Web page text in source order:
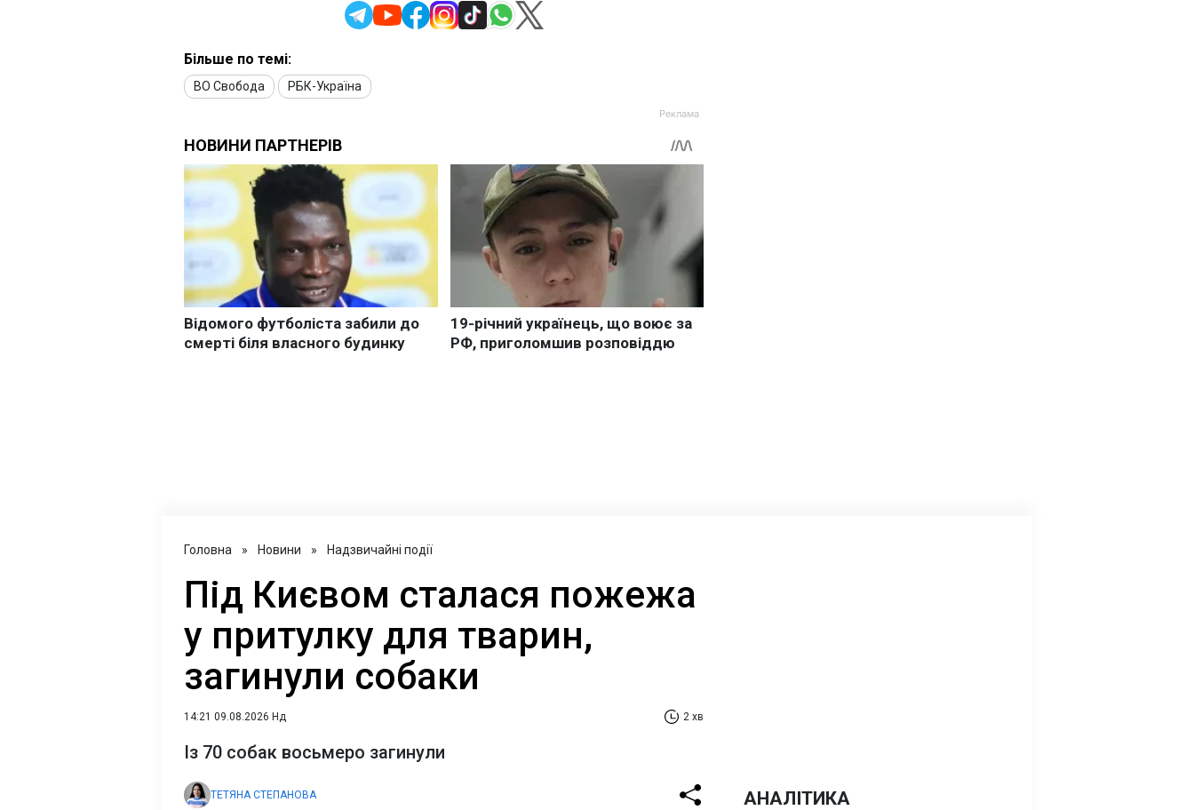
Більше по темі:
ВО Свобода РБК-Україна
Головна » Новини » Надзвичайні події
Під Києвом сталася пожежа
у притулку для тварин,
загинули собаки
14:21 09.08.2026 Нд 2 хв
Із 70 собак восьмеро загинули
ТЕТЯНА СТЕПАНОВА АНАЛІТИКА